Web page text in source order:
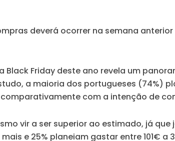
deverá ocorrer na semana
Black Friday deste ano revela um
a maioria dos portugueses (74%)
com a intenção de
vir a ser superior ao estimado, já
mais e 25% planeiam gastar entre 101€ a